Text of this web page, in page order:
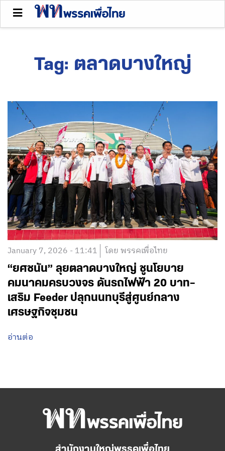
Tag: ตลาดบางใหญ่
January 7, 2026 - 11:41 โดย พรรคเพื่อไทย
“ยศชนัน” ลุยตลาดบางใหญ่ ชูนโยบาย
คมนาคมครบวงจร ดันรถไฟฟ้า 20 บาท–
เสริม Feeder ปลุกนนทบุรีสู่ศูนย์กลาง
เศรษฐกิจชุมชน
อ่านต่อ